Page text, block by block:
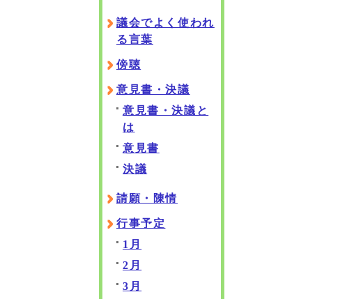
議会でよく使われ
る言葉
傍聴
意見書・決議
意見書・決議と
は
意見書
決議
請願・陳情
行事予定
1月
2月
3月